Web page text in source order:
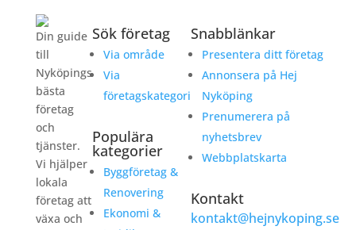
Din guide
till
Nyköpings
bästa
företag
och
tjänster.
Vi hjälper
lokala
företag att
växa och
Sök företag
Via område
Via
företagskategori
Populära
kategorier
Byggföretag &
Renovering
Ekonomi &
Snabblänkar
Presentera ditt företag
Annonsera på Hej
Nyköping
Prenumerera på
nyhetsbrev
Webbplatskarta
Kontakt
kontakt@hejnykoping.se